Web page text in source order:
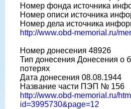
Номер фонда источника
Номер описи источника
Номер дела источника
http://www.obd-memorial.ru/
Номер донесения 48926
Тип донесения Донесения о
потерях
Дата донесения 08.08.1944
Название части ПЭП № 156
http://www.obd-memorial.ru/
id=3995730&page=12